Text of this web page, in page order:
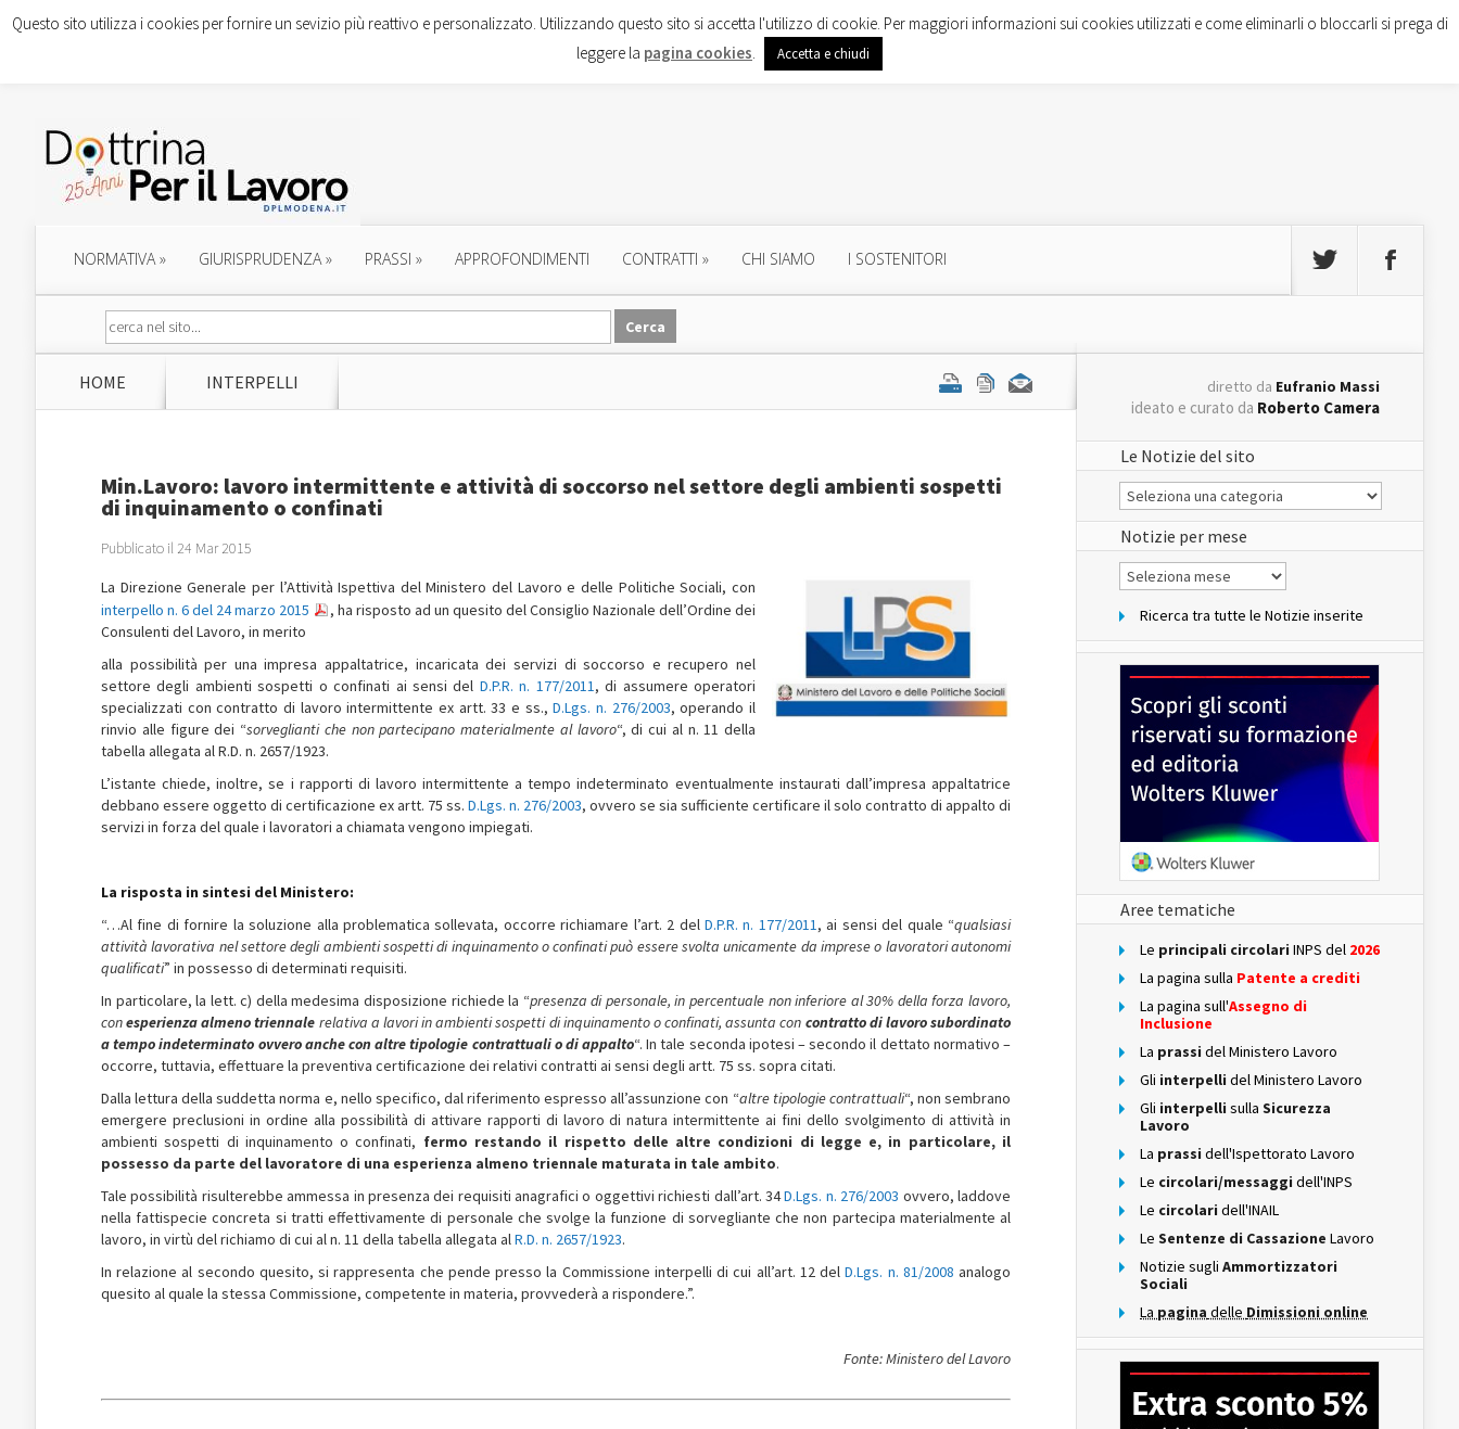
NORMATIVA» GIURISPRUDENZA» PRASSI » APPROFONDIMENTI CONTRATTI » CHI SIAMO I SOSTENITORI
HOME INTERPELLI
Min.Lavoro: lavoro intermittente e attività di soccorso nel settore degli ambienti sospetti
di inquinamento o confinati
Pubblicato il 24 Mar 2015
La Direzione Generale per l’Attività Ispettiva del Ministero del Lavoro e delle Politiche Sociali, con
interpello n. 6 del 24 marzo 2015
, ha risposto ad un quesito del Consiglio Nazionale dell’Ordine dei
Consulenti del Lavoro, in merito
alla possibilità per una impresa appaltatrice, incaricata dei servizi di soccorso e recupero nel
settore degli ambienti sospetti o confinati ai sensi del D.P.R. n. 177/2011, di assumere operatori
specializzati con contratto di lavoro intermittente ex artt. 33 e ss.,D.Lgs. n. 276/2003, operando il
rinvio alle figure dei “sorveglianti che non partecipano materialmente al lavoro“, di cui al n. 11 della
tabella allegata al R.D. n. 2657/1923.
L’istante chiede, inoltre, se i rapporti di lavoro intermittente a tempo indeterminato eventualmente instaurati dall’impresa appaltatrice
debbano essere oggetto di certificazione ex artt. 75 ss. D.Lgs. n. 276/2003, ovvero se sia sufficiente certificare il solo contratto di appalto di
servizi in forza del quale i lavoratori a chiamata vengono impiegati.
La risposta in sintesi del Ministero:
“…Al fine di fornire la soluzione alla problematica sollevata, occorre richiamare l’art. 2 del D.P.R. n. 177/2011, ai sensi del quale “qualsiasi
attività lavorativa nel settore degli ambienti sospetti di inquinamento o confinati può essere svolta unicamente da imprese o lavoratori autonomi
qualificati” in possesso di determinati requisiti.
In particolare, la lett. c) della medesima disposizione richiede la “presenza di personale, in percentuale non inferiore al 30% della forza lavoro,
conesperienza almeno triennale relativa a lavori in ambienti sospetti di inquinamento o confinati, assunta con contratto di lavoro subordinato
a tempo indeterminato ovvero anche con altre tipologie contrattuali o di appalto“. In tale seconda ipotesi – secondo il dettato normativo –
occorre, tuttavia, effettuare la preventiva certificazione dei relativi contratti ai sensi degli artt. 75 ss. sopra citati.
Dalla lettura della suddetta norma e, nello specifico, dal riferimento espresso all’assunzione con “altre tipologie contrattuali“, non sembrano
emergere preclusioni in ordine alla possibilità di attivare rapporti di lavoro di natura intermittente ai fini dello svolgimento di attività in
ambienti sospetti di inquinamento o confinati, fermo restando il rispetto delle altre condizioni di legge e, in particolare, il
possesso da parte del lavoratore di una esperienza almeno triennale maturata in tale ambito.
Tale possibilità risulterebbe ammessa in presenza dei requisiti anagrafici o oggettivi richiesti dall’art. 34D.Lgs. n. 276/2003 ovvero, laddove
nella fattispecie concreta si tratti effettivamente di personale che svolge la funzione di sorvegliante che non partecipa materialmente al
lavoro, in virtù del richiamo di cui al n. 11 della tabella allegata alR.D. n. 2657/1923.
In relazione al secondo quesito, si rappresenta che pende presso la Commissione interpelli di cui all’art. 12 delD.Lgs. n. 81/2008analogo
quesito al quale la stessa Commissione, competente in materia, provvederà a rispondere.”.
Fonte: Ministero del Lavoro
diretto da Eufranio Massi
ideato e curato da Roberto Camera
Le Notizie del sito
Le
Notizie
del
sito
Notizie per mese
Notizie
per
Ricerca tra tutte le Notizie inserite
Aree tematiche
Le principali circolari INPS del 2026
La pagina sulla Patente a crediti
La pagina sull'Assegno di
Inclusione
La prassi del Ministero Lavoro
Gli interpelli del Ministero Lavoro
Gli interpelli sulla Sicurezza
Lavoro
La prassi dell'Ispettorato Lavoro
Le circolari/messaggi dell'INPS
Le circolari dell'INAIL
Le Sentenze di Cassazione Lavoro
Notizie sugli Ammortizzatori
Sociali
La pagina delle Dimissioni online
Questo sito utilizza i cookies per fornire un sevizio più reattivo e personalizzato. Utilizzando questo sito si accetta l'utilizzo di cookie. Per maggiori informazioni sui cookies utilizzati e come eliminarli o bloccarli si prega di
leggere la pagina cookies. Accetta e chiudi